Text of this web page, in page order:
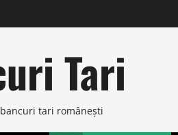
Tari
tari româneşti